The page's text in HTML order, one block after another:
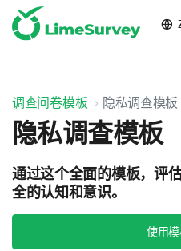
调查问卷模板 隐私调查模板
隐私调查模板
通过这个全面的模板，评
全的认知和意识。
使用